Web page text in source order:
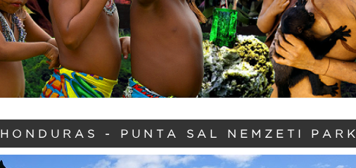
HONDURAS - PUNTA SAL NEMZETI PARK